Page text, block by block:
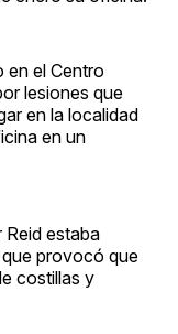
en el Centro
lesiones que
en la localidad
en un
Reid estaba
provocó que
costillas y